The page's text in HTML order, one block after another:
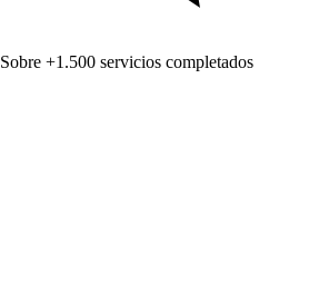
Sobre +1.500 servicios completados